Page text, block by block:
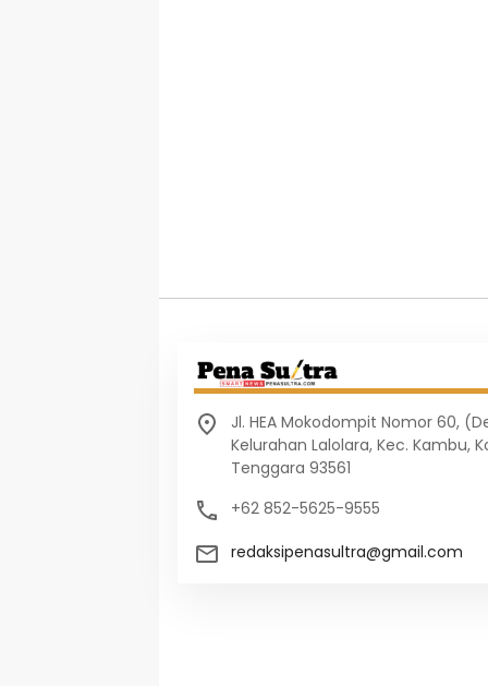
Jl. HEA Mokodompit Nomor 60,
Kelurahan Lalolara, Kec. Kambu,
Tenggara 93561
+62 852-5625-9555
redaksipenasultra@gmail.com